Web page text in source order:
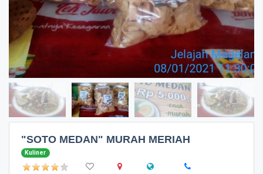
"SOTO MEDAN" MURAH MERIAH
Kuliner